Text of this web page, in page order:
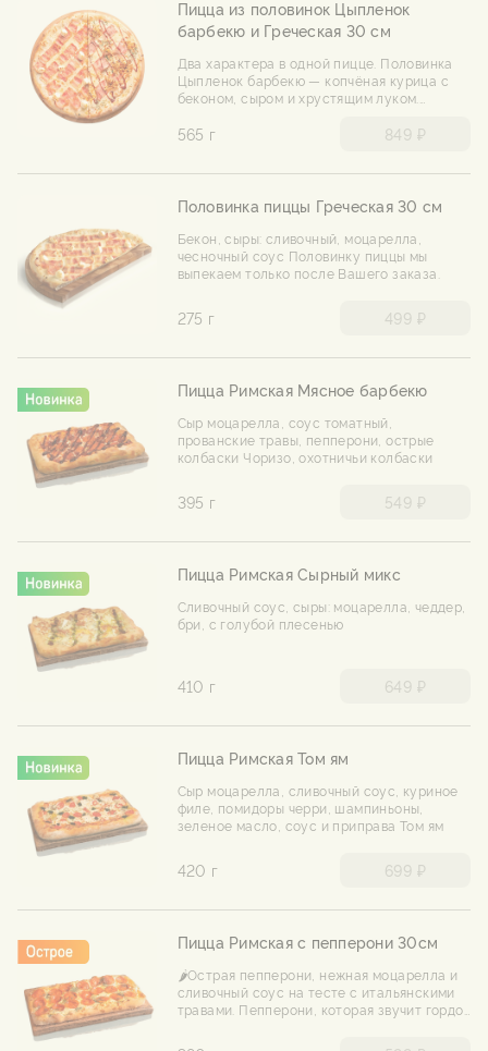
Пицца из половинок Цыпленок
барбекю и Греческая 30 см
Два характера в одной пицце. Половинка
Цыпленок барбекю — копчёная курица с
беконом, сыром и хрустящим луком.
и чесночный соус. Половинку пиццы мы
565 г 849 ₽
Половинка пиццы Греческая 30 см
Бекон, сыры: сливочный, моцарелла,
чесночный соус Половинку пиццы мы
выпекаем только после Вашего заказа.
275 г 499 ₽
Пицца Римская Мясное барбекю
Сыр моцарелла, соус томатный,
прованские травы, пепперони, острые
колбаски Чоризо, охотничьи колбаски
395 г 549 ₽
Пицца Римская Сырный микс
Сливочный соус, сыры: моцарелла, чеддер,
бри, с голубой плесенью
410 г 649 ₽
Пицца Римская Том ям
Сыр моцарелла, сливочный соус, куриное
филе, помидоры черри, шампиньоны,
зеленое масло, соус и приправа Том ям
420 г 699 ₽
Пицца Римская с пепперони 30см
🌶️Острая пепперони, нежная моцарелла и
сливочный соус на тесте с итальянскими
травами. Пепперони, которая звучит гордо